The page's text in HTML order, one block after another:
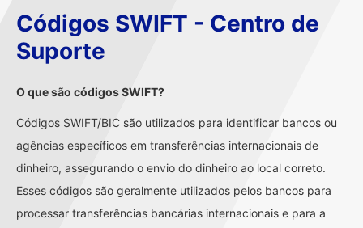
Códigos SWIFT - Centro de
Suporte
O que são códigos SWIFT?
Códigos SWIFT/BIC são utilizados para identificar bancos ou
agências específicos em transferências internacionais de
dinheiro, assegurando o envio do dinheiro ao local correto.
Esses códigos são geralmente utilizados pelos bancos para
processar transferências bancárias internacionais e para a